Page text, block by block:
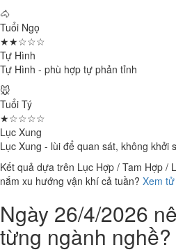
🐴
Tuổi Ngọ
★★☆☆☆
Tự Hình
Tự Hình - phù hợp tự phản tỉnh
🐭
Tuổi Tý
★☆☆☆☆
Lục Xung
Lục Xung - lùi để quan sát, không khởi
Kết quả dựa trên Lục Hợp / Tam Hợp /
nắm xu hướng vận khí cả tuần? Xem
Ngày 26/4/2026
từng ngành nghề?